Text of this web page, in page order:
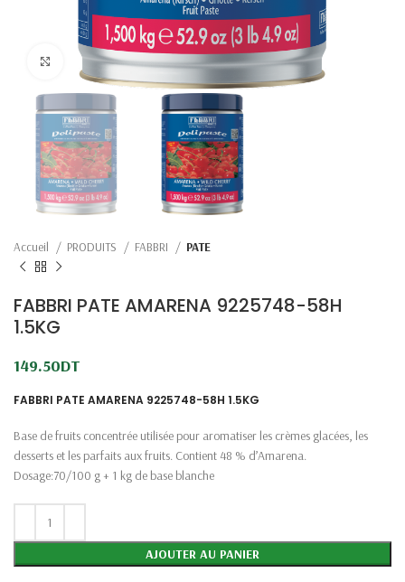
Click to enlarge
Accueil PRODUITS FABBRI PATE
FABBRI PATE AMARENA 9225748-58H
1.5KG
149.50DT
FABBRI PATE AMARENA 9225748-58H 1.5KG
Base de fruits concentrée utilisée pour aromatiser les crèmes glacées, les
desserts et les parfaits aux fruits. Contient 48 % d’Amarena.
Dosage:70/100 g + 1 kg de base blanche
AJOUTER AU PANIER